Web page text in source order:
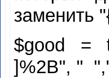
заменить
$good =
]%2B", "